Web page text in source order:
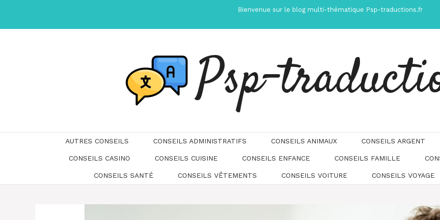
contenu
Bienvenue sur le blog multi-thématique Psp-traductions.fr
Psp-
AUTRES CONSEILS CONSEILS ADMINISTRATIFS CONSEILS ANIMAUX CONSEILS ARGENT
CONSEILS CASINO CONSEILS CUISINE CONSEILS ENFANCE CONSEILS FAMILLE
CONSEILS SANTÉ CONSEILS VÊTEMENTS CONSEILS VOITURE CONSEILS VOYAGE
Automatically
Hierarchic